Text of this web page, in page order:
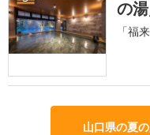
の
「福
山口県の夏